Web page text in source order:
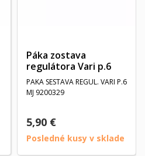
Páka zostava
regulátora Vari p.6
PAKA SESTAVA REGUL. VARI P.6
MJ 9200329
5,90 €
Posledné kusy v sklade